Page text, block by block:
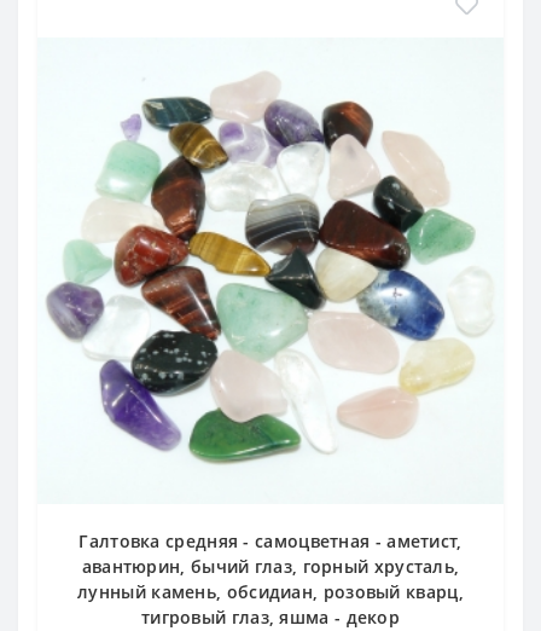
Галтовка средняя - самоцветная - аметист,
авантюрин, бычий глаз, горный хрусталь,
лунный камень, обсидиан, розовый кварц,
тигровый глаз, яшма - декор